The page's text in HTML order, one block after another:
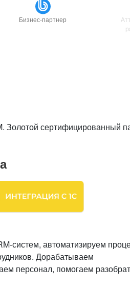
Бизнес-партнер
сертифицированный
систем, автоматизируем
Дорабатываем
персонал, помогаем